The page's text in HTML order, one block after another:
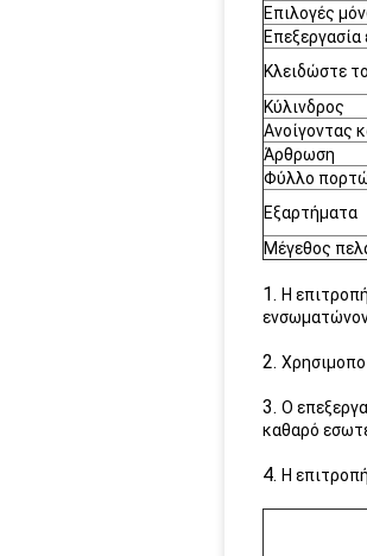
Επιλογές
Επεξεργασία
Κλειδώστε
Κύλινδρος
Ανοίγοντας
Άρθρωση
Φύλλο
Εξαρτήματα
Μέγεθος
1. Η
2.
3. Ο
καθαρό
4. Η